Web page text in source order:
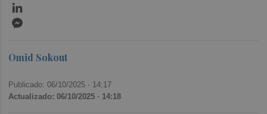
Omid Sokout
Publicado: 06/10/2025 · 14:17
Actualizado: 06/10/2025 · 14:18